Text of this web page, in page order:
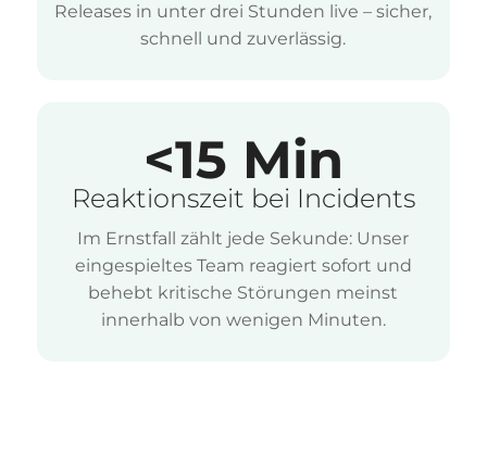
Releases in unter drei Stunden live – sicher,
schnell und zuverlässig.
<15 Min
Reaktionszeit bei Incidents
Im Ernstfall zählt jede Sekunde: Unser
eingespieltes Team reagiert sofort und
behebt kritische Störungen meinst
innerhalb von wenigen Minuten.